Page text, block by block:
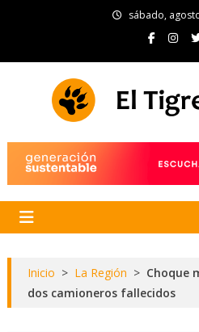
sábado,
Inicio > La Región > Choque
dos camioneros fallecidos